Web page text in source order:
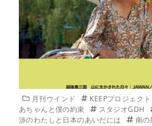
月刊ウインド KEEPプロジェクト
あちゃんと僕の約束
スタジオGDH
渉のわたしと日本のあいだには
南の